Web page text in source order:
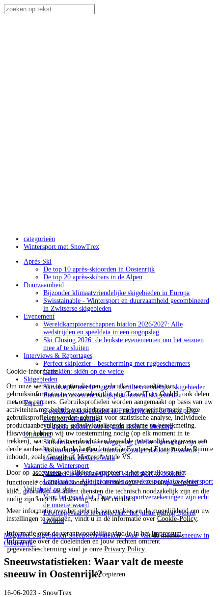
Cookie-informatie
Om onze website te optimaliseren, gebruiken we cookies om
gebruiksinformatie te verzamelen, die wij, TravelTrex GmbH, ook delen
met onze partners. Gebruiksprofielen worden aangemaakt op basis van uw
activiteiten met behulp van eindapparaat- en browserinformatie. Deze
gebruiksprofielen worden gebruikt voor statistische analyse, individuele
productaanbevelingen, geïndividualiseerde reclame en bereikmeting.
Hiervoor hebben wij uw toestemming nodig (op elk moment in te
trekken), wat ook de overdracht van bepaalde persoonlijke gegevens aan
derde aanbieders in derde landen buiten de Europese Economische Ruimte
inhoudt, zoals Google of Microsoft in de VS.
Door op accepterente klikken, accepteert u het gebruik van niet-
functionele cookies en soortgelijke technologieën. Als u opweigeren
klikt, gebruiken we alleen diensten die technisch noodzakelijk zijn en die
nodig zijn voor de uitvoering van het contract.
Meer informatie over het gebruik van cookies en de mogelijkheid om uw
instellingen te wijzigen, vindt u in de informatie overCookie-Policy
Informatie over de verantwoordelijke vind je in hetImpressum.
Informatie over de doeleinden en jouw rechten omtrent
gegevensbescherming vind je onzePrivacy Policy
Accepteren
categorieën
Wintersport met SnowTrex
Après-Ski
De top 10 après-skioorden in Oostenrijk
De top 20 après-skibars in de Alpen
Duurzaamheid
Bijzonder klimaatvriendelijke skigebieden in Europa
Swisstainable - Wintersport en duurzaamheid gecombineerd
in Zwitserse skigebieden
Evenement
Wereldkampioenschappen biatlon 2026/2027: Alle
wedstrijden en speeldata in een oogopslag
Ski Closing 2026: de leukste evenementen om het seizoen
mee af te sluiten
Interviews & Reportages
Perfect skiplezier - bescherming met rugbeschermers
Grasskiën: skiën op de weide
Skigebieden
Skivakantie met het gezin: familievriendelijke skigebieden
Zonneterrassen en uitkijkplatforms in skigebieden
Top 10
5 goedkope skigebieden in Frankrijk met de beste prijs-
kwaliteitverhouding!
10 goede redenen om te gaan skiën in Sterzing
Uitrusting
Skifabrikanten in één oogopslag: Welke skimerken zijn er?
Skibindingen - Beste houdingsgraden dankzij Z-waarde,
contactdruk en Grip Walk
Vakantie & Wintersport
Wanneer is de beste tijd om wintersport te boeken?
Langlaufen - Alle informatie over deze populaire wintersport
Veiligheid op skis
Voor het geval dat: Deze wintersportverzekeringen zijn echt
de moeite waard
Lawinegevaar is levensgevaar: het juiste gedrag tijdens
lawines
MagazineSkigebiedenSneeuwstatistieken: Waar valt de meeste sneeuw in
Oostenrijk?
Sneeuwstatistieken: Waar valt de meeste
sneeuw in Oostenrijk?
16-06-2023 - SnowTrex